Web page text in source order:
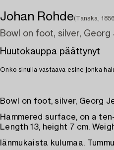
Johan Rohde(Tanska,
Bowl on foot, silver,
Huutokauppa päättynyt
Onko sinulla vastaava esine jonka
Bowl on foot, silver, Georg
Hammered surface, on a
Length 13, height 7 cm.
Iänmukaista kulumaa.